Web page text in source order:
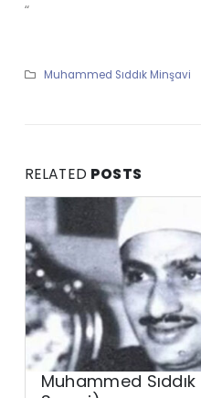
“
Muhammed Sıddık Minşavi
RELATED POSTS
Muhammed